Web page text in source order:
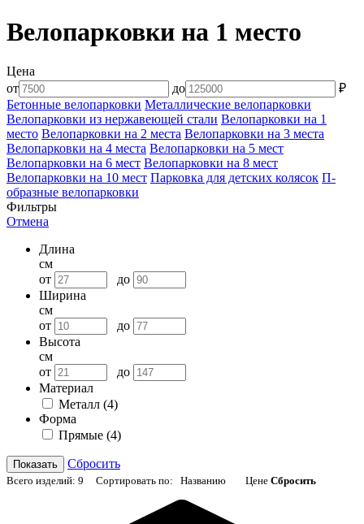
Велопарковки на 1 место
Цена
от
до
₽
Бетонные велопарковки Металлические велопарковки
Велопарковки из нержавеющей стали Велопарковки на 1
место Велопарковки на 2 места Велопарковки на 3 места
Велопарковки на 4 места Велопарковки на 5 мест
Велопарковки на 6 мест Велопарковки на 8 мест
Велопарковки на 10 мест Парковка для детских колясок П-
образные велопарковки
Фильтры
Отмена
Длина
см
от
до
Ширина
см
от
до
Высота
см
от
до
Материал
Металл (4)
Форма
Прямые (4)
Показать Сбросить
Всего изделий: 9 Сортировать по: Названию Цене Сбросить